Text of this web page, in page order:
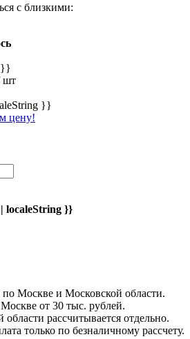
с близкими:
}}
шт
}}
цену!
localeString }}
Москве и Московской области.
от 30 тыс. рублей.
рассчитывается отдельно.
только по безналичному рассчету.